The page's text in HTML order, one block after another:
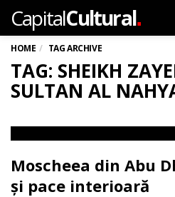
CapitalCultural.
HOME TAG ARCHIVE
TAG: SHEIKH
SULTAN AL
Moscheea din Abu
și pace interioară